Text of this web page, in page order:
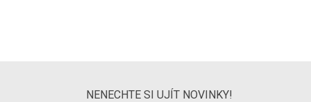
NENECHTE SI UJÍT NOVINKY!